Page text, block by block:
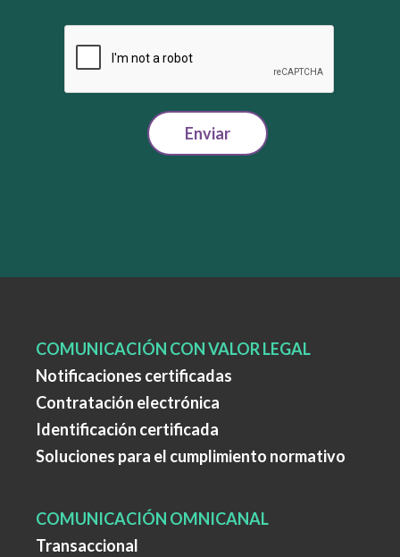
Enviar
COMUNICACIÓN CON VALOR LEGAL
Notificaciones certificadas
Contratación electrónica
Identificación certificada
Soluciones para el cumplimiento normativo
COMUNICACIÓN OMNICANAL
Transaccional